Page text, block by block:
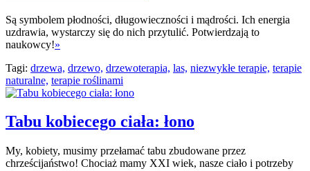
Są symbolem płodności, długowieczności i mądrości. Ich energia
uzdrawia, wystarczy się do nich przytulić. Potwierdzają to
naukowcy!»
Tagi: drzewa, drzewo, drzewoterapia, las, niezwykłe terapie, terapie
naturalne, terapie roślinami
Tabu kobiecego ciała: łono
My, kobiety, musimy przełamać tabu zbudowane przez
chrześcijaństwo! Chociaż mamy XXI wiek, nasze ciało i potrzeby